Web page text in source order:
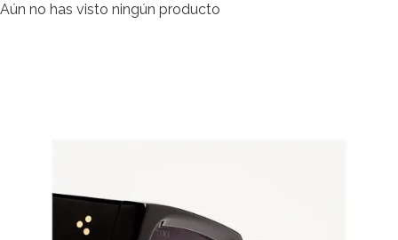
Aún no has visto ningún producto